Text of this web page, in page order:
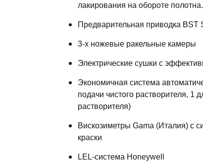
лакирования на обороте
Предварительная приводка BST
3-х ножевые ракельные камеры
Электрические сушки с
Экономичная система
подачи чистого растворителя, 1
растворителя)
Вискозиметры Gama (Италия) с
краски
LEL-система Honeywell